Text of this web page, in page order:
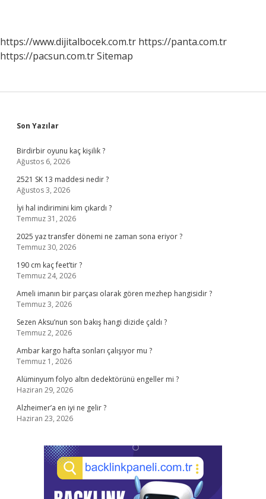
Alınır
https://www.dijitalbocek.com.tr https://panta.com.tr
https://pacsun.com.trSitemap
Sidebar
Son Yazılar
Birdirbir oyunu kaç kişilik ?
Ağustos 6, 2026
2521 SK 13 maddesi nedir ?
Ağustos 3, 2026
İyi hal indirimini kim çıkardı ?
Temmuz 31, 2026
2025 yaz transfer dönemi ne zaman sona eriyor ?
Temmuz 30, 2026
190 cm kaç feet’tir ?
Temmuz 24, 2026
Ameli imanın bir parçası olarak gören mezhep hangisidir ?
Temmuz 3, 2026
Sezen Aksu’nun son bakış hangi dizide çaldı ?
Temmuz 2, 2026
Ambar kargo hafta sonları çalışıyor mu ?
Temmuz 1, 2026
Alüminyum folyo altın dedektörünü engeller mi ?
Haziran 29, 2026
Alzheimer’a en iyi ne gelir ?
Haziran 23, 2026